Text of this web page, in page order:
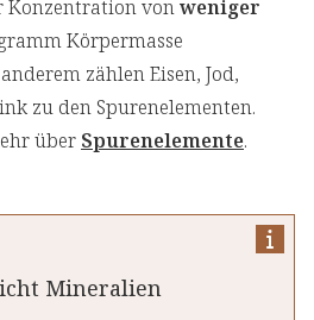
Konzentration vonweniger
Körpermasse
zählen Eisen, Jod,
zu den Spurenelementen.
über Spurenelemente.
Mineralien